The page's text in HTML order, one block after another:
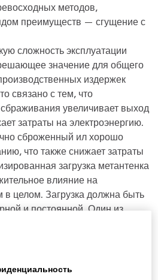
методов,
преимуществ — сгущение с
сложность эксплуатации
значение для общего
издержек
связано с тем, что
увеличивает выход
затраты на электроэнергию.
сброженный ил хорошо
что также снижает затраты
загрузка метантенка
влияние на
целом. Загрузка должна быть
и постоянной. Один из
сгущенного осадка.